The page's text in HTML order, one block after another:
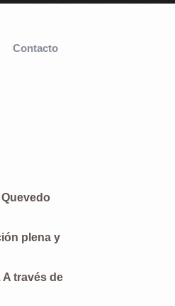
Contacto
plena y
través de